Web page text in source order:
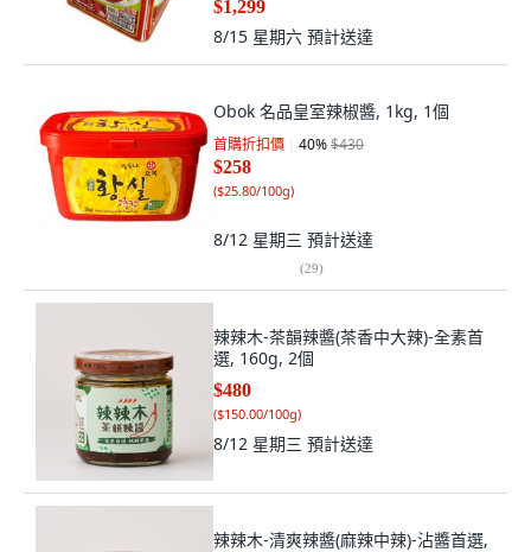
$1,299
8/15 星期六 預計送達
Obok 名品皇室辣椒醬, 1kg, 1個
首購折扣價 40%$430
$258
($25.80/100g)
8/12 星期三 預計送達
(29)
辣辣木-茶韻辣醬(茶香中大辣)-全素首
選, 160g, 2個
$480
($150.00/100g)
8/12 星期三 預計送達
辣辣木-清爽辣醬(麻辣中辣)-沾醬首選,